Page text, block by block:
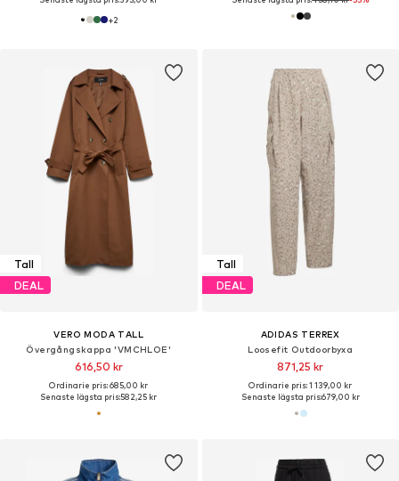
+2
Tall
DEAL
VERO MODA TALL
Övergångskappa 'VMCHLOE'
616,50 kr
Ordinarie pris: 685,00 kr
Senaste lägsta pris:582,25 kr
Tall
DEAL
ADIDAS TERREX
Loosefit Outdoorbyxa
871,25 kr
Ordinarie pris: 1 139,00 kr
Senaste lägsta pris:679,00 kr